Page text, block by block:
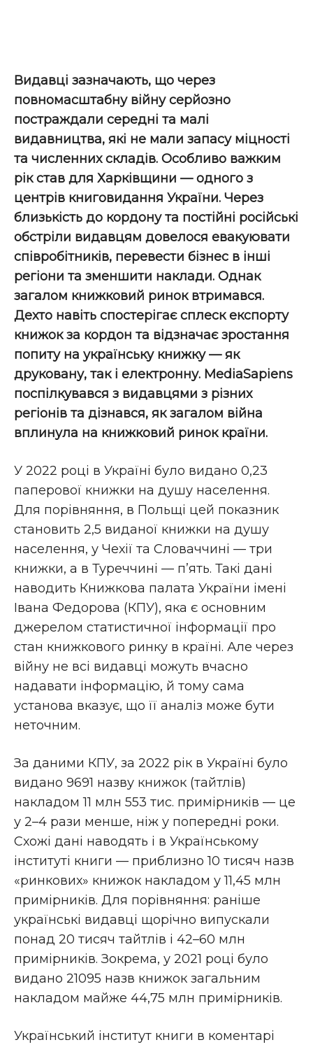
Видавці зазначають, що через
повномасштабну війну серйозно
постраждали середні та малі
видавництва, які не мали запасу міцності
та численних складів. Особливо важким
рік став для Харківщини — одного з
центрів книговидання України. Через
близькість до кордону та постійні російські
обстріли видавцям довелося евакуювати
співробітників, перевести бізнес в інші
регіони та зменшити наклади. Однак
загалом книжковий ринок втримався.
Дехто навіть спостерігає сплеск експорту
книжок за кордон та відзначає зростання
попиту на українську книжку — як
друковану, так і електронну. MediaSapiens
поспілкувався з видавцями з різних
регіонів та дізнався, як загалом війна
вплинула на книжковий ринок країни.
У 2022 році в Україні було видано 0,23
паперової книжки на душу населення.
Для порівняння, в Польщі цей показник
становить 2,5 виданої книжки на душу
населення, у Чехії та Словаччині — три
книжки, а в Туреччині — п’ять. Такі дані
наводить Книжкова палата України імені
Івана Федорова (КПУ), яка є основним
джерелом статистичної інформації про
стан книжкового ринку в країні. Але через
війну не всі видавці можуть вчасно
надавати інформацію, й тому сама
установа вказує, що її аналіз може бути
неточним.
За даними КПУ, за 2022 рік в Україні було
видано 9691 назву книжок (тайтлів)
накладом 11 млн 553 тис. примірників — це
у 2–4 рази менше, ніж у попередні роки.
Схожі дані наводять і в Українському
інституті книги — приблизно 10 тисяч назв
«ринкових» книжок накладом у 11,45 млн
примірників. Для порівняння: раніше
українські видавці щорічно випускали
понад 20 тисяч тайтлів і 42–60 млн
примірників. Зокрема, у 2021 році було
видано 21095 назв книжок загальним
накладом майже 44,75 млн примірників.
Український інститут книги в коментарі